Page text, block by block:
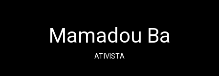
Mamadou Ba
ATIVISTA